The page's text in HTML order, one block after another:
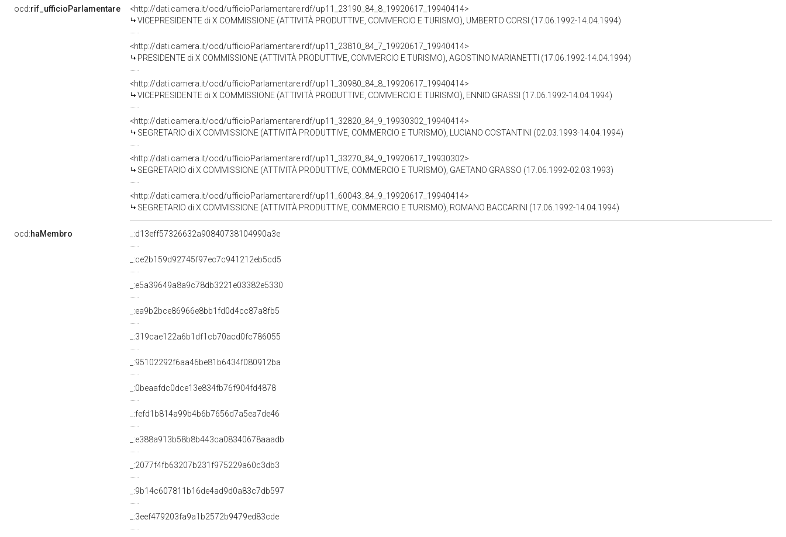
ocd:rif_ufficioParlamentare
<http://dati.camera.it/ocd/ufficioParlamentare.rdf/up11_23190_84_8_19920617_19940414>
VICEPRESIDENTE di X COMMISSIONE (ATTIVITÀ PRODUTTIVE, COMMERCIO E TURISMO), UMBERTO CORSI (17.06.1992-14.04.1994)
<http://dati.camera.it/ocd/ufficioParlamentare.rdf/up11_23810_84_7_19920617_19940414>
PRESIDENTE di X COMMISSIONE (ATTIVITÀ PRODUTTIVE, COMMERCIO E TURISMO), AGOSTINO MARIANETTI (17.06.1992-14.04.1994)
<http://dati.camera.it/ocd/ufficioParlamentare.rdf/up11_30980_84_8_19920617_19940414>
VICEPRESIDENTE di X COMMISSIONE (ATTIVITÀ PRODUTTIVE, COMMERCIO E TURISMO), ENNIO GRASSI (17.06.1992-14.04.1994)
<http://dati.camera.it/ocd/ufficioParlamentare.rdf/up11_32820_84_9_19930302_19940414>
SEGRETARIO di X COMMISSIONE (ATTIVITÀ PRODUTTIVE, COMMERCIO E TURISMO), LUCIANO COSTANTINI (02.03.1993-14.04.1994)
<http://dati.camera.it/ocd/ufficioParlamentare.rdf/up11_33270_84_9_19920617_19930302>
SEGRETARIO di X COMMISSIONE (ATTIVITÀ PRODUTTIVE, COMMERCIO E TURISMO), GAETANO GRASSO (17.06.1992-02.03.1993)
<http://dati.camera.it/ocd/ufficioParlamentare.rdf/up11_60043_84_9_19920617_19940414>
SEGRETARIO di X COMMISSIONE (ATTIVITÀ PRODUTTIVE, COMMERCIO E TURISMO), ROMANO BACCARINI (17.06.1992-14.04.1994)
ocd:haMembro _:d13eff57326632a90840738104990a3e
_:ce2b159d92745f97ec7c941212eb5cd5
_:e5a39649a8a9c78db3221e03382e5330
_:ea9b2bce86966e8bb1fd0d4cc87a8fb5
_:319cae122a6b1df1cb70acd0fc786055
_:95102292f6aa46be81b6434f080912ba
_:0beaafdc0dce13e834fb76f904fd4878
_:fefd1b814a99b4b6b7656d7a5ea7de46
_:e388a913b58b8b443ca08340678aaadb
_:2077f4fb63207b231f975229a60c3db3
_:9b14c607811b16de4ad9d0a83c7db597
_:3eef479203fa9a1b2572b9479ed83cde